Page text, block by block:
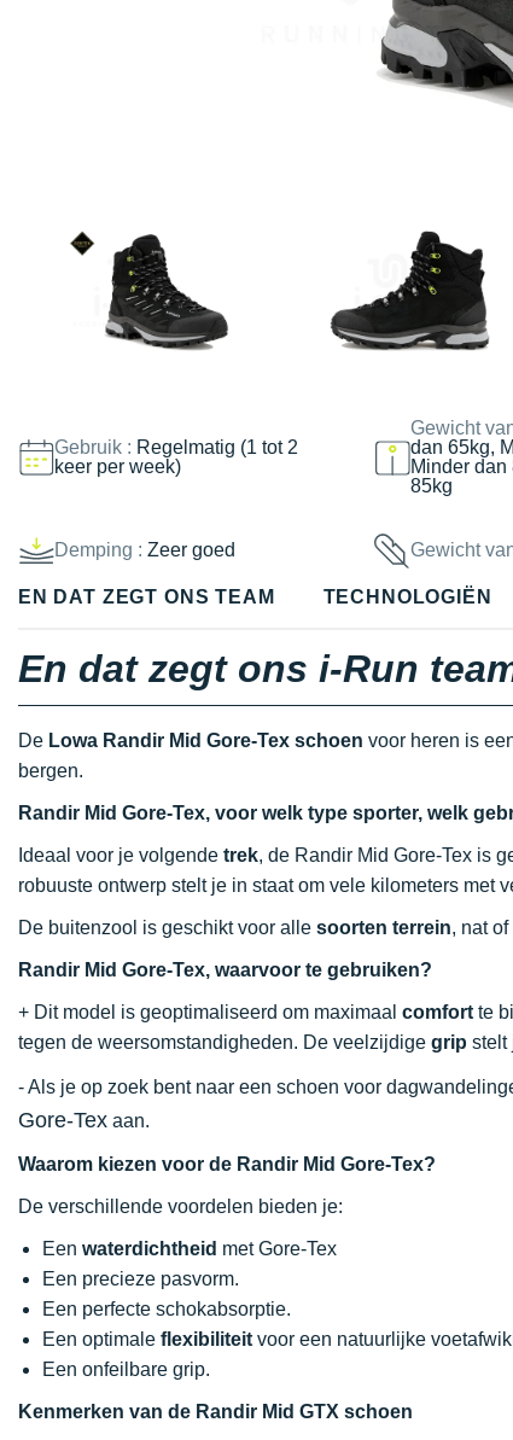
Gebruik : Regelmatig (1 tot 2
keer per week)
Gewicht
dan 65kg,
Minder dan
85kg
Demping : Zeer goed Gewicht
EN DAT ZEGT ONS TEAM TECHNOLOGIËN
En dat zegt ons i-Run
De Lowa Randir Mid Gore-Tex schoen voor heren is
bergen.
Randir Mid Gore-Tex, voor welk type sporter, welk
Ideaal voor je volgende trek, de Randir Mid Gore-Tex is
robuuste ontwerp stelt je in staat om vele kilometers met
De buitenzool is geschikt voor alle soorten terrein, nat
Randir Mid Gore-Tex, waarvoor te gebruiken?
+ Dit model is geoptimaliseerd om maximaal comfort te
tegen de weersomstandigheden. De veelzijdige grip stelt
- Als je op zoek bent naar een schoen voor
Gore-Tex aan.
Waarom kiezen voor de Randir Mid Gore-Tex?
De verschillende voordelen bieden je:
Een waterdichtheid met Gore-Tex
Een precieze pasvorm.
Een perfecte schokabsorptie.
Een optimale flexibiliteit voor een natuurlijke
Een onfeilbare grip.
Kenmerken van de Randir Mid GTX schoen